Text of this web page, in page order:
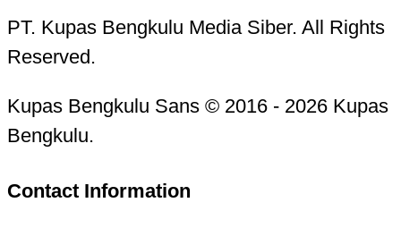
PT. Kupas Bengkulu Media Siber. All Rights
Reserved.
Kupas Bengkulu Sans © 2016 - 2026 Kupas
Bengkulu.
Contact Information